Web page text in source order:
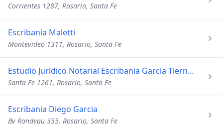
Corrientes 1287, Rosario, Santa Fe
Escribanía Maletti
Montevideo 1311, Rosario, Santa Fe
Estudio Juridico Notarial Escribania Garcia Tierno & Kelly
Santa Fe 1261, Rosario, Santa Fe
Escribania Diego Garcia
Bv Rondeau 355, Rosario, Santa Fe